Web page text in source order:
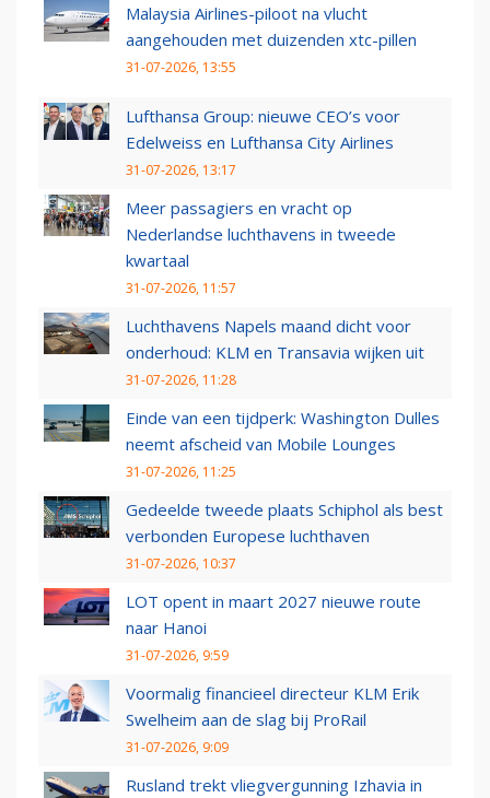
Malaysia Airlines-piloot na vlucht
aangehouden met duizenden xtc-pillen
31-07-2026, 13:55
Lufthansa Group: nieuwe CEO’s voor
Edelweiss en Lufthansa City Airlines
31-07-2026, 13:17
Meer passagiers en vracht op
Nederlandse luchthavens in tweede
kwartaal
31-07-2026, 11:57
Luchthavens Napels maand dicht voor
onderhoud: KLM en Transavia wijken uit
31-07-2026, 11:28
Einde van een tijdperk: Washington Dulles
neemt afscheid van Mobile Lounges
31-07-2026, 11:25
Gedeelde tweede plaats Schiphol als best
verbonden Europese luchthaven
31-07-2026, 10:37
LOT opent in maart 2027 nieuwe route
naar Hanoi
31-07-2026, 9:59
Voormalig financieel directeur KLM Erik
Swelheim aan de slag bij ProRail
31-07-2026, 9:09
Rusland trekt vliegvergunning Izhavia in